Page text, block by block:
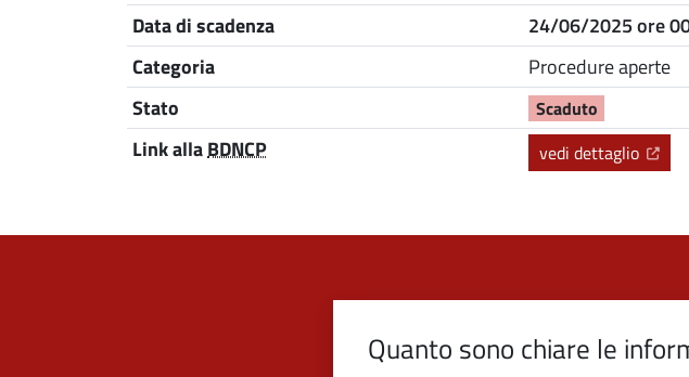
Data di scadenza
24/06/2025 ore
Categoria
Procedure aperte
Stato
Scaduto
Link allaBDNCP vedi dettaglio
Quanto sono chiare le